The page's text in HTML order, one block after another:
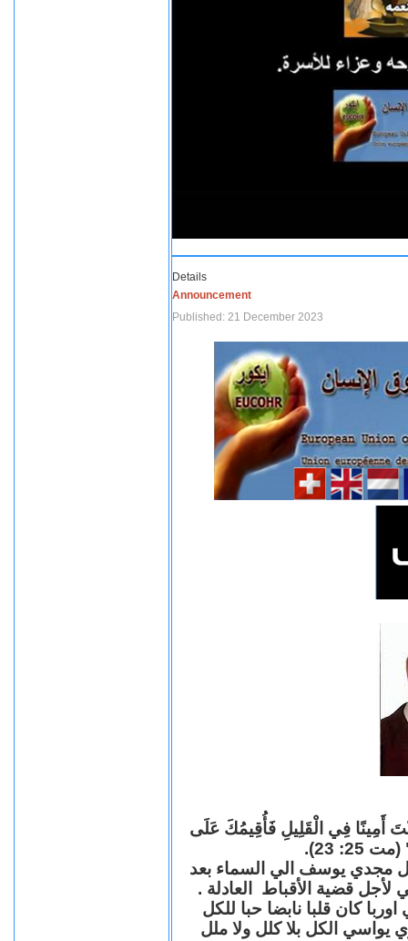
Details
Announcement
Published: 21 December 2023
أَمِينًا فِي الْقَلِيلِ فَأُقِيمُكَ عَلَى
23).
مجدي يوسف الي السماء بعد
قضية الأقباط العادلة .
كان قلبا نابضا حبا للكل
يواسي الكل بلا كلل ولا ملل